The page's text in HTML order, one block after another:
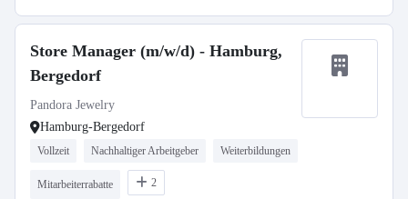
Store Manager (m/w/d) - Hamburg,
Bergedorf
Pandora Jewelry
Hamburg-Bergedorf
Vollzeit Nachhaltiger Arbeitgeber Weiterbildungen
Mitarbeiterrabatte 2